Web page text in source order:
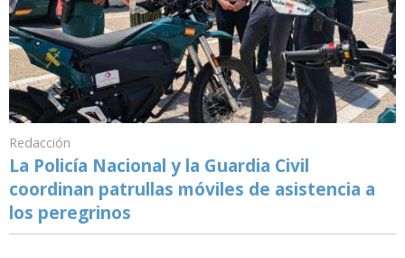
Redacción
La Policía Nacional y la Guardia Civil
coordinan patrullas móviles de asistencia a
los peregrinos